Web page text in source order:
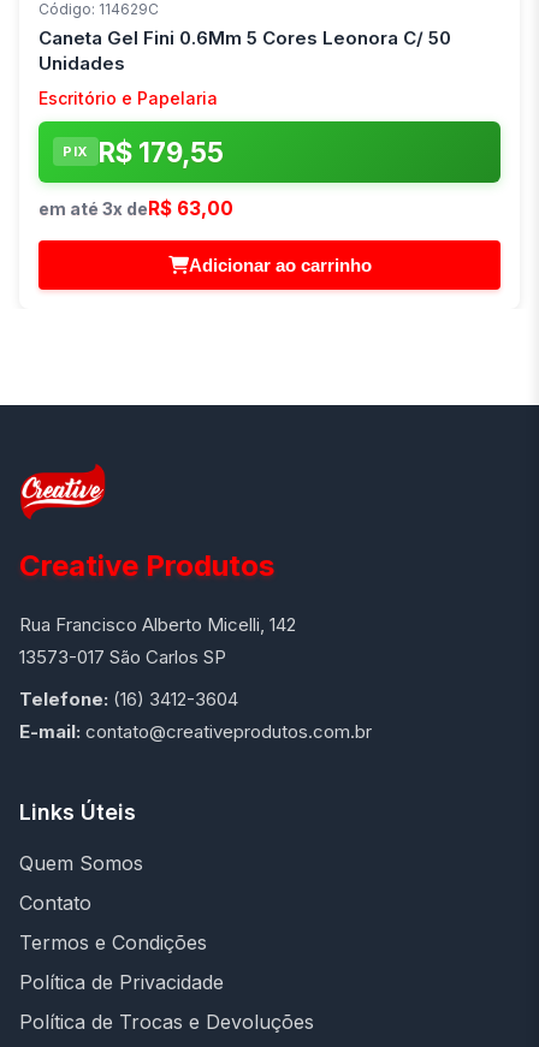
Código: 114629C
Caneta Gel Fini 0.6Mm 5 Cores Leonora C/ 50
Unidades
Escritório e Papelaria
PIX R$ 179,55
em até 3x deR$ 63,00
Adicionar ao carrinho
Creative Produtos
Rua Francisco Alberto Micelli, 142
13573-017 São Carlos SP
Telefone: (16) 3412-3604
E-mail: contato@creativeprodutos.com.br
Links Úteis
Quem Somos
Contato
Termos e Condições
Política de Privacidade
Política de Trocas e Devoluções